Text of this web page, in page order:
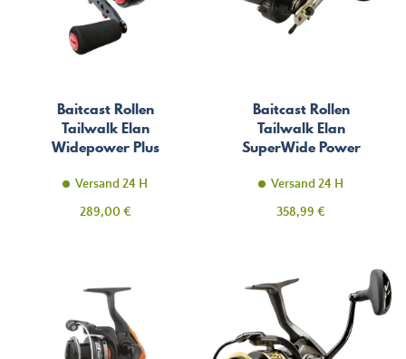
Baitcast Rollen
Tailwalk Elan
Widepower Plus
Versand 24 H
Preis
289,00 €
Baitcast Rollen
Tailwalk Elan
SuperWide Power
Versand 24 H
Preis
358,99 €